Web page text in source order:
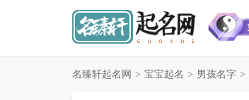
名臻轩起名网 > 宝宝起名 > 男孩名字 >